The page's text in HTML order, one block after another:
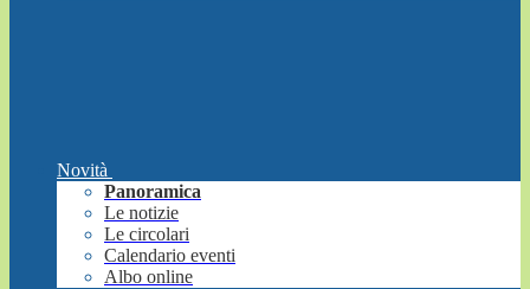
Novità
Panoramica
Le notizie
Le circolari
Calendario eventi
Albo online